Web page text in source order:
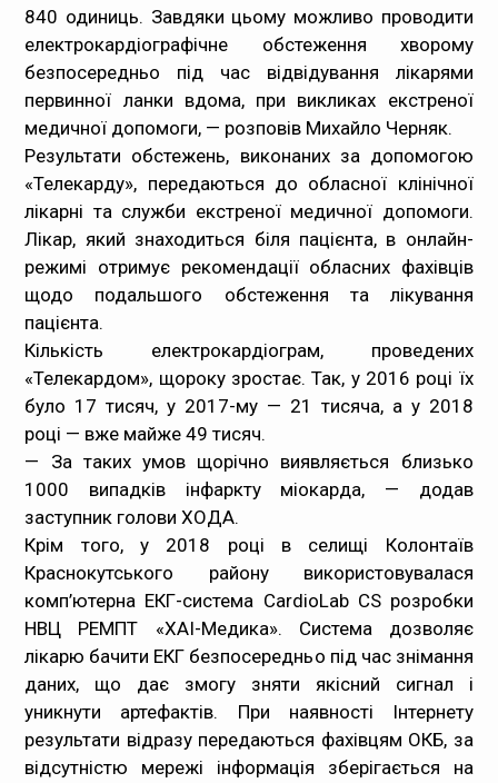
840 одиниць. Завдяки цьому можливо проводити
електрокардіографічне обстеження хворому
безпосередньо під час відвідування лікарями
первинної ланки вдома, при викликах екстреної
медичної допомоги, — розповів Михайло Черняк.
Результати обстежень, виконаних за допомогою
«Телекарду», передаються до обласної клінічної
лікарні та служби екстреної медичної допомоги.
Лікар, який знаходиться біля пацієнта, в онлайн-
режимі отримує рекомендації обласних фахівців
щодо подальшого обстеження та лікування
пацієнта.
Кількість електрокардіограм, проведених
«Телекардом», щороку зростає. Так, у 2016 році їх
було 17 тисяч, у 2017-му — 21 тисяча, а у 2018
році — вже майже 49 тисяч.
— За таких умов щорічно виявляється близько
1000 випадків інфаркту міокарда, — додав
заступник голови ХОДА.
Крім того, у 2018 році в селищі Колонтаїв
Краснокутського району використовувалася
комп’ютерна ЕКГ-система CardioLab CS розробки
НВЦ РЕМПТ «ХАІ-Медика». Система дозволяє
лікарю бачити ЕКГ безпосередньо під час знімання
даних, що дає змогу зняти якісний сигнал і
уникнути артефактів. При наявності Інтернету
результати відразу передаються фахівцям ОКБ, за
відсутністю мережі інформація зберігається на